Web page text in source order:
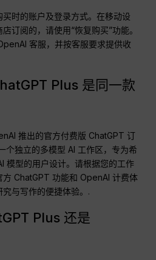
时的账户及登录方式。在移动设
订阅的，请使用“恢复购买”功能。
客服，并按客服要求提供收
Plus 是同一款
推出的官方付费版 ChatGPT 订
个独立的多模型 AI 工作区，专为希
模型的用户设计。请根据您的工作
方 ChatGPT 功能和 OpenAI 计费体
与写作的便捷体验。.
Plus 还是